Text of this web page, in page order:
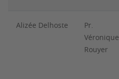
Alizée Delhoste
Pr.
Véronique
Rouyer